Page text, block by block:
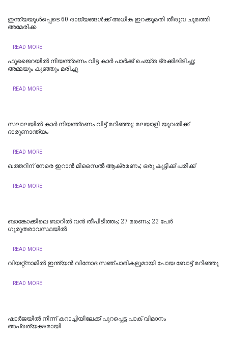
ഇന്ത്യയുള്‍പ്പെടെ 60 രാജ്യങ്ങള്‍ക്ക് അധിക ഇറക്കുമതി തീരുവ ചുമത്തി
അമേരിക്ക
READ MORE
ഫുജൈറയില്‍ നിയന്ത്രണം വിട്ട കാര്‍ പാര്‍ക്ക് ചെയ്ത ട്രക്കിലിടിച്ചു;
അമ്മയും കുഞ്ഞും മരിച്ചു
READ MORE
സലാലയില്‍ കാർ നിയന്ത്രണം വിട്ട് മറിഞ്ഞു; മലയാളി യുവതിക്ക്
ദാരുണാന്ത്യം
READ MORE
ഖത്തറിന് നേരെ ഇറാൻ മിസൈൽ ആക്രമണം; ഒരു കുട്ടിക്ക് പരിക്ക്
READ MORE
ബാങ്കോക്കിലെ ബാറിൽ വൻ തീപിടിത്തം; 27 മരണം; 22 പേർ
ഗുരുതരാവസ്ഥയിൽ
READ MORE
വിയറ്റ്‌നാമില്‍ ഇന്ത്യന്‍ വിനോദ സഞ്ചാരികളുമായി പോയ ബോട്ട് മറിഞ്ഞു
READ MORE
ഷാർജയിൽ നിന്ന് കറാച്ചിയിലേക്ക് പുറപ്പെട്ട പാക് വിമാനം
അപ്രത്യക്ഷമായി